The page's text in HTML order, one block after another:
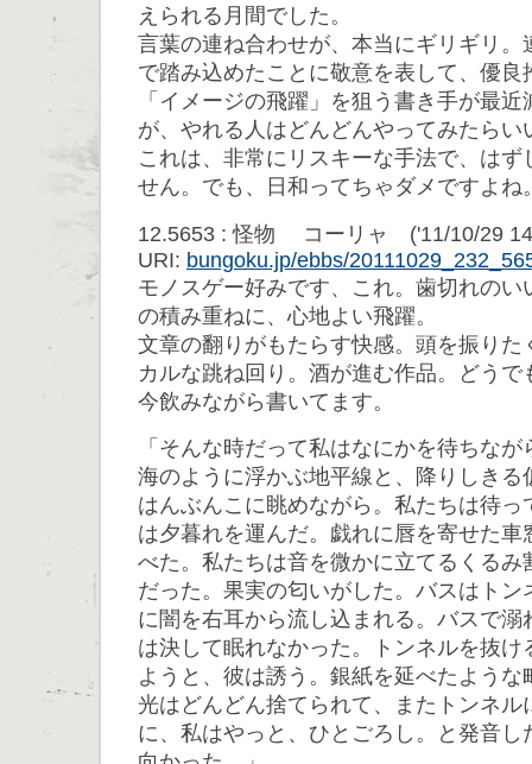
えられる月間でした。
言葉の連ね合わせが、本当にギリギリ。
で踏み込めたことに敬意を表して、優良
「イメージの飛躍」を狙う書き手が最
が、やれる人はどんどんやってみたらい
これは、非常にリスキーな手法で、は
せん。でも、日和ってちゃダメですよね
12.5653 : 怪物 コーリャ ('11/10/29
URI: bungoku.jp/ebbs/
モノスゲー好みです、これ。歯切れのい
の積み重ねに、心地よい飛躍。
文章の翻りがもたらす快感。頭を振りた
カルな跳ね回り。酒が進む作品。どう
今飲みながら書いてます。
「そんな時だって私はなにかを待ちな
海のように浮かぶ地平線と、降りしきる
はんぶんこに眺めながら。私たちは待っ
は夕暮れを運んだ。戯れに唇を寄せた車
べた。私たちは音を微かに立てるくるみ
だった。果実の匂いがした。バスはトン
に闇を右耳から流し込まれる。バスで溺
は決して眠れなかった。トンネルを抜け
ようと、彼は誘う。銀紙を延べたよう
光はどんどん捨てられて、またトンネル
に、私はやっと、ひとごろし。と発音し